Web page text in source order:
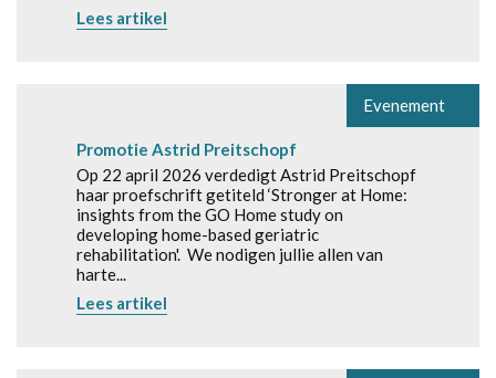
Lees artikel
Evenement
Promotie Astrid Preitschopf
Op 22 april 2026 verdedigt Astrid Preitschopf
haar proefschrift getiteld ‘Stronger at Home:
insights from the GO Home study on
developing home-based geriatric
rehabilitation'. We nodigen jullie allen van
harte...
Lees artikel